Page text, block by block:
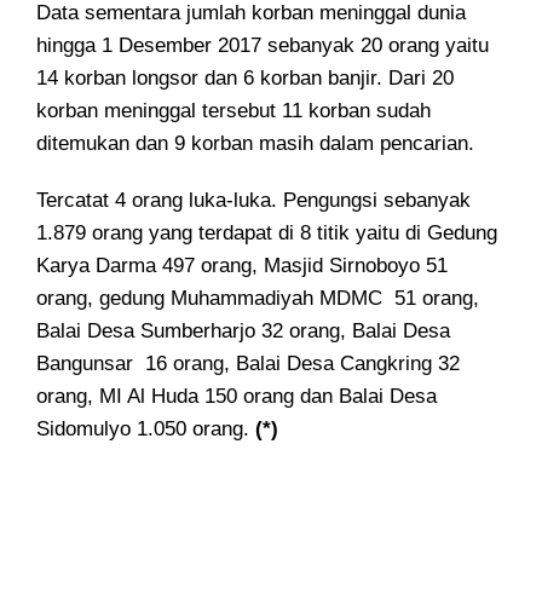
Data sementara jumlah korban meninggal dunia
hingga 1 Desember 2017 sebanyak 20 orang yaitu
14 korban longsor dan 6 korban banjir. Dari 20
korban meninggal tersebut 11 korban sudah
ditemukan dan 9 korban masih dalam pencarian.
Tercatat 4 orang luka-luka. Pengungsi sebanyak
1.879 orang yang terdapat di 8 titik yaitu di Gedung
Karya Darma 497 orang, Masjid Sirnoboyo 51
orang, gedung Muhammadiyah MDMC 51 orang,
Balai Desa Sumberharjo 32 orang, Balai Desa
Bangunsar 16 orang, Balai Desa Cangkring 32
orang, MI Al Huda 150 orang dan Balai Desa
Sidomulyo 1.050 orang. (*)